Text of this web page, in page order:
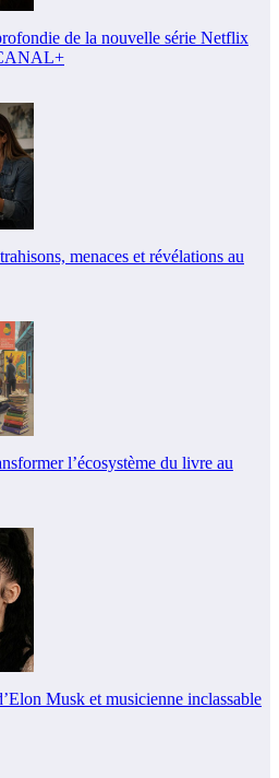
de la nouvelle série Netflix
menaces et révélations au
l’écosystème du livre au
Musk et musicienne inclassable